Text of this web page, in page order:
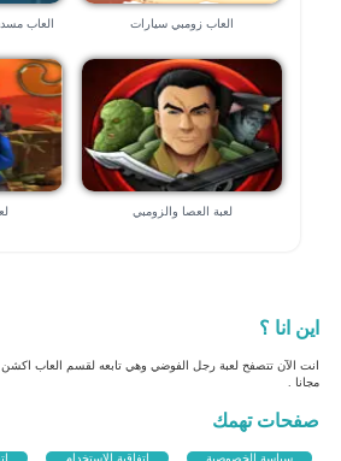
العاب زومبي سيارات العاب
لعبة العصا والزومبي
اين انا ؟
انت الآن تتصفح لعبة رجل الفوضي وهي تابعه لقسم العاب
مجانا .
صفحات تهمك
سياسة الخصوصية اتفاقية الاستخدام